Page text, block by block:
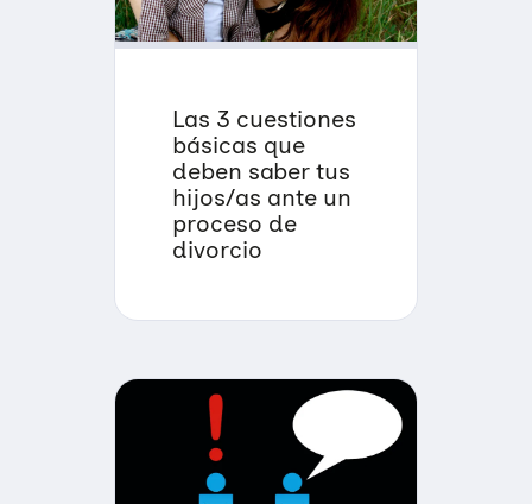
Las 3 cuestiones
básicas que
deben saber tus
hijos/as ante un
proceso de
divorcio